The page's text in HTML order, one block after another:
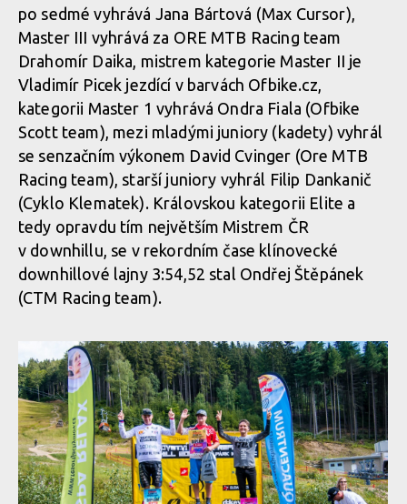
po sedmé vyhrává Jana Bártová (Max Cursor),
Master III vyhrává za ORE MTB Racing team
Drahomír Daika, mistrem kategorie Master II je
Vladimír Picek jezdící v barvách Ofbike.cz,
kategorii Master 1 vyhrává Ondra Fiala (Ofbike
Scott team), mezi mladými juniory (kadety) vyhrál
se senzačním výkonem David Cvinger (Ore MTB
Racing team), starší juniory vyhrál Filip Dankanič
(Cyklo Klematek). Královskou kategorii Elite a
tedy opravdu tím největším Mistrem ČR
v downhillu, se v rekordním čase klínovecké
downhillové lajny 3:54,52 stal Ondřej Štěpánek
(CTM Racing team).